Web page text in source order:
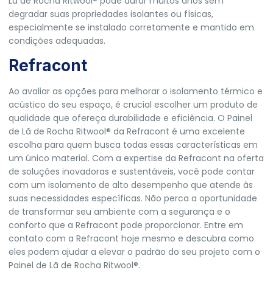
degradar suas propriedades isolantes ou físicas,
especialmente se instalado corretamente e mantido em
condições adequadas.
Refracont
Ao avaliar as opções para melhorar o isolamento térmico e
acústico do seu espaço, é crucial escolher um produto de
qualidade que ofereça durabilidade e eficiência. O Painel
de Lã de Rocha Ritwool® da Refracont é uma excelente
escolha para quem busca todas essas características em
um único material. Com a expertise da Refracont na oferta
de soluções inovadoras e sustentáveis, você pode contar
com um isolamento de alto desempenho que atende às
suas necessidades específicas. Não perca a oportunidade
de transformar seu ambiente com a segurança e o
conforto que a Refracont pode proporcionar. Entre em
contato com a Refracont hoje mesmo e descubra como
eles podem ajudar a elevar o padrão do seu projeto com o
Painel de Lã de Rocha Ritwool®.